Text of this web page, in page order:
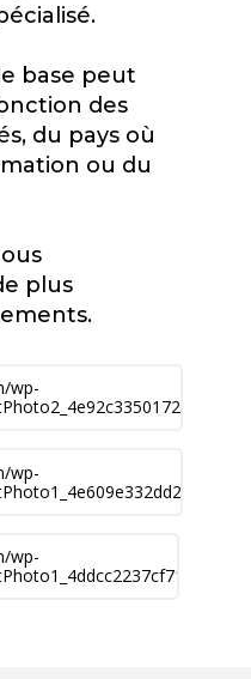
base peut
des
du pays où
ou du
plus